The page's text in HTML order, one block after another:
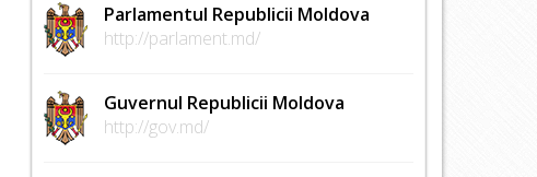
Parlamentul Republicii Moldova
http://parlament.md/
Guvernul Republicii Moldova
http://gov.md/